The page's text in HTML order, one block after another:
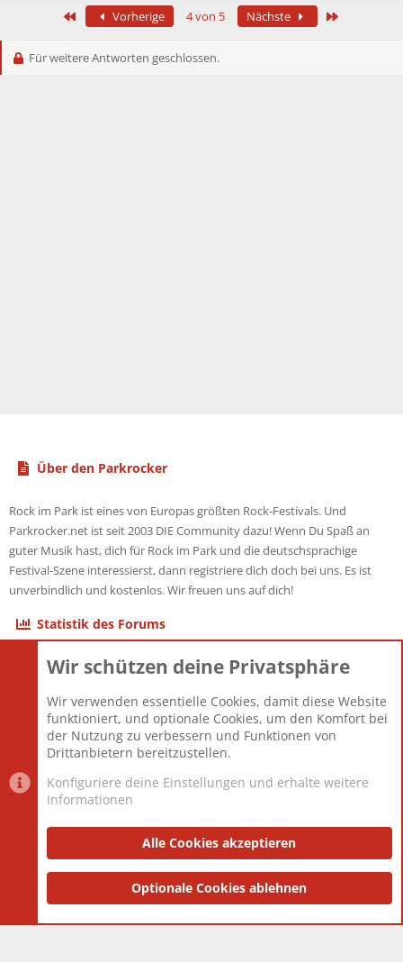
i
Erste Vorherige 4 von 5 Nächste
Für weitere Antworten geschlossen.
Über den Parkrocker
Rock im Park ist eines von Europas größten Rock-Festivals. Und
Parkrocker.net ist seit 2003 DIE Community dazu! Wenn Du Spaß an
guter Musik hast, dich für Rock im Park und die deutschsprachige
Festival-Szene interessierst, dann registriere dich doch bei uns. Es ist
unverbindlich und kostenlos. Wir freuen uns auf dich!
Statistik des Forums
Themen
Mitglieder
12.426
Neuestes Mitglied
nabulamisika
Datenschutzerklärung Impressum
Community platform by XenForo® © 2010-2025 XenForo Ltd.
and add-ons by ThemeHouse
Wir schützen deine Privatsphäre
Wir verwenden essentielle Cookies, damit diese Website
funktioniert, und optionale Cookies, um den Komfort bei
der Nutzung zu verbessern und Funktionen von
Drittanbietern bereitzustellen.
Konfiguriere deine Einstellungen und erhalte weitere
Informationen
Alle Cookies akzeptieren
Optionale Cookies ablehnen